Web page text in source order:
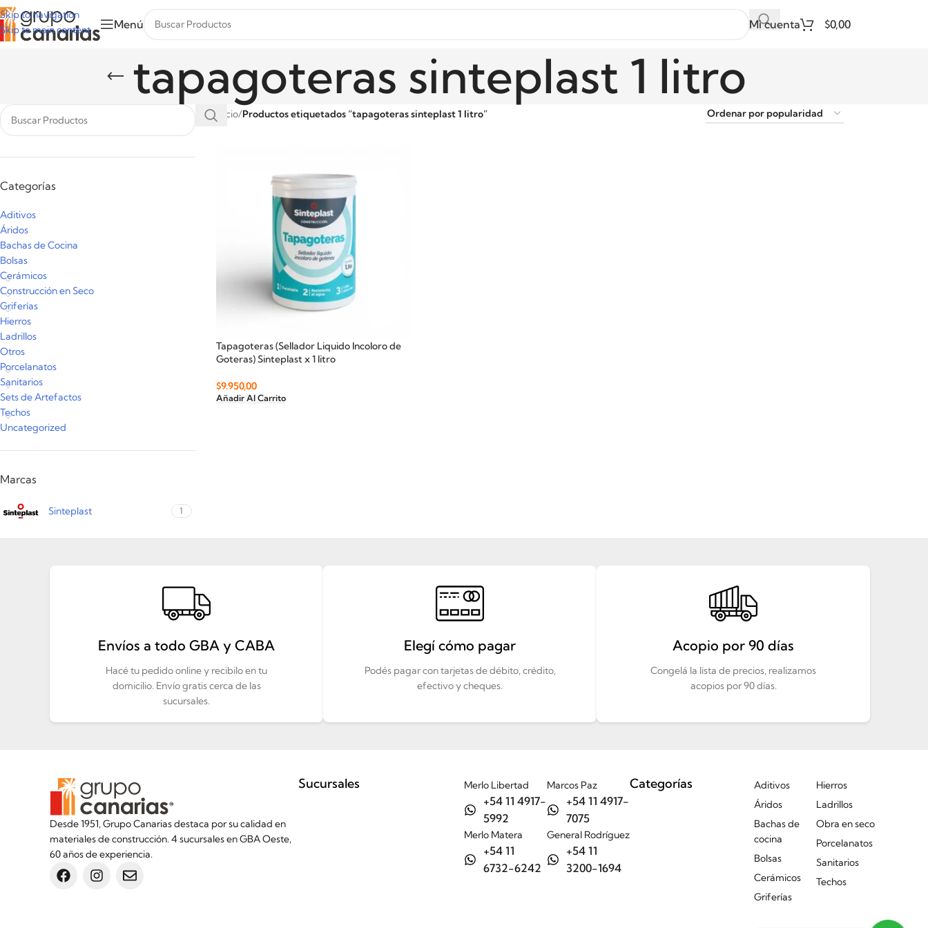
Skip to navigation
Skip to main content
Menú Mi cuenta $0,00
tapagoteras sinteplast 1 litro
Categorías
Aditivos
Áridos
Bachas de Cocina
Bolsas
Cerámicos
Construcción en Seco
Griferías
Hierros
Ladrillos
Otros
Porcelanatos
Sanitarios
Sets de Artefactos
Techos
Uncategorized
Marcas
Sinteplast 1
Inicio/Productos etiquetados “tapagoteras sinteplast 1 litro”
Tapagoteras (Sellador Liquido Incoloro de
Goteras) Sinteplast x 1 litro
$9.950,00
Añadir Al Carrito
Envíos a todo GBA y CABA
Hacé tu pedido online y recibilo en tu
domicilio. Envío gratis cerca de las
sucursales.
Elegí cómo pagar
Podés pagar con tarjetas de débito, crédito,
efectivo y cheques.
Acopio por 90 días
Congelá la lista de precios, realizamos
acopios por 90 días.
Desde 1951, Grupo Canarias destaca por su calidad en
materiales de construcción. 4 sucursales en GBA Oeste,
60 años de experiencia.
Sucursales Merlo Libertad
+54 11 4917-
5992
Merlo Matera
+54 11
6732-6242
Marcos Paz
+54 11 4917-
7075
General Rodríguez
+54 11
3200-1694
Categorías
Aditivos
Áridos
Bachas de
cocina
Bolsas
Cerámicos
Griferías
Hierros
Ladrillos
Obra en seco
Porcelanatos
Sanitarios
Techos